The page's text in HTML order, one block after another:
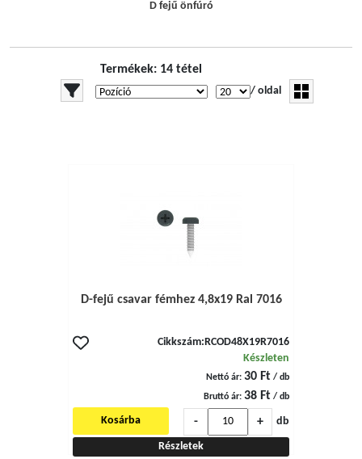
D fejű önfúró
Termékek: 14 tétel
/ oldal
D-fejű csavar fémhez 4,8x19 Ral 7016
Cikkszám: RCOD48X19R7016
Készleten
Nettó ár: 30 Ft / db
Bruttó ár: 38 Ft / db
- + db
Kosárba
Részletek